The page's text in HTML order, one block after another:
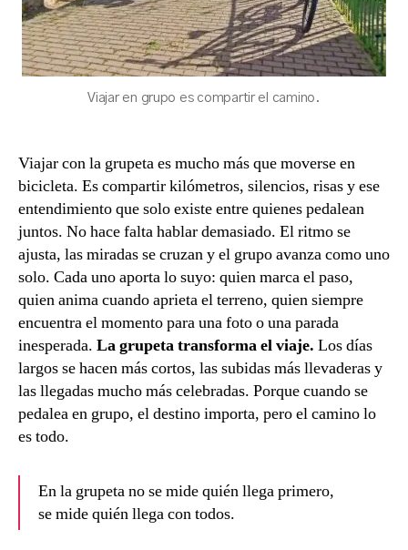
Viajar en grupo es compartir el camino.
Viajar con la grupeta es mucho más que moverse en
bicicleta. Es compartir kilómetros, silencios, risas y ese
entendimiento que solo existe entre quienes pedalean
juntos. No hace falta hablar demasiado. El ritmo se
ajusta, las miradas se cruzan y el grupo avanza como uno
solo. Cada uno aporta lo suyo: quien marca el paso,
quien anima cuando aprieta el terreno, quien siempre
encuentra el momento para una foto o una parada
inesperada. La grupeta transforma el viaje. Los días
largos se hacen más cortos, las subidas más llevaderas y
las llegadas mucho más celebradas. Porque cuando se
pedalea en grupo, el destino importa, pero el camino lo
es todo.
En la grupeta no se mide quién llega primero,
se mide quién llega con todos.